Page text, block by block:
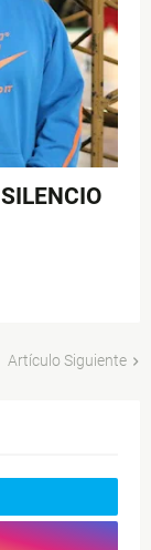
Artículo Siguiente